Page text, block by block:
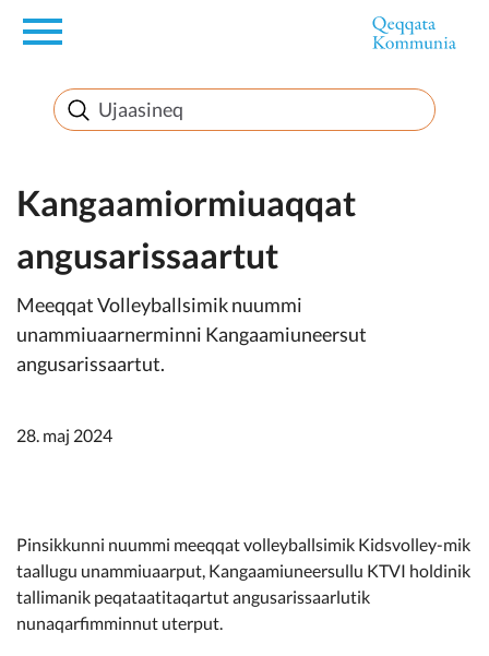
en
Innuttaasunut
Inuussutissarsiorneq
Politikki
Takornariat
Imminut sullinneq
Kommune pillugu
Kangaamiormiuaqqat
angusarissaartut
Meeqqat Volleyballsimik nuummi
unammiuaarnerminni Kangaamiuneersut
angusarissaartut.
28. maj 2024
Pinsikkunni nuummi meeqqat volleyballsimik Kidsvolley-mik
taallugu unammiuaarput, Kangaamiuneersullu KTVI holdinik
tallimanik peqataatitaqartut angusarissaarlutik
nunaqarfimminnut uterput.